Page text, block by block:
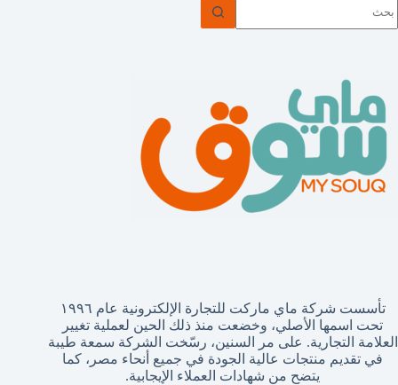
توجد
تأسست شركة ماي ماركت للتجارة الإلكترونية عام ١٩٩٦
تحت اسمها الأصلي، وخضعت منذ ذلك الحين لعملية تغيير
العلامة التجارية. على مر السنين، رسّخت الشركة سمعة طيبة
في تقديم منتجات عالية الجودة في جميع أنحاء مصر، كما
يتضح من شهادات العملاء الإيجابية.